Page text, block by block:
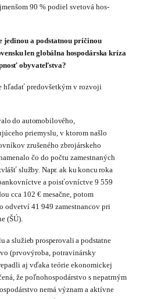
90 % podiel svetová hos­
jedinou a podstatnou príčinou
len globálna hospodárska kríza
obyvateľstva?
hľadať predovšetkým v rozvoji
do automobilového,
priemyslu, v ktorom našlo
zrušeného zbrojár­skeho
čo do počtu zamestnaných
služby. Napr. ak ku koncu roka
a poisťovníctve9 559
cca 102 € mesačne, potom
odvetví 41 949 zamestnancov pri
(ŠÚ).
a služieb prosperovali a podstatne
(prvovýroba, potravinársky
aj vďaka teórie ekonomickej
že poľnohospodárstvo s nepatrným
nemá význam a aktívne